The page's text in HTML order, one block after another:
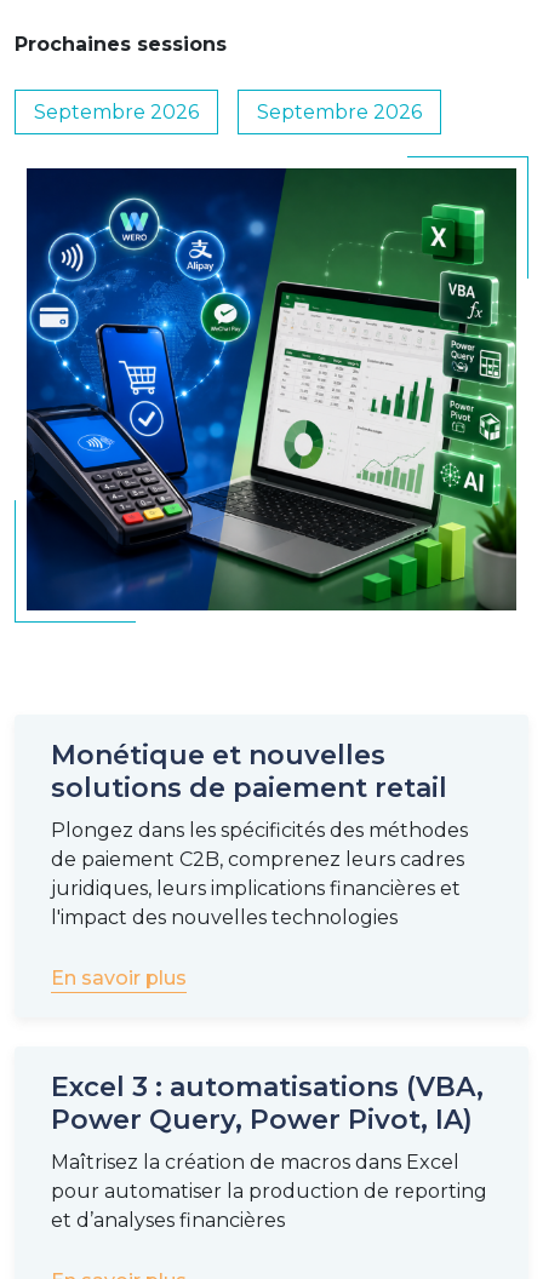
Prochaines sessions
Septembre 2026 Septembre 2026
Monétique et nouvelles
solutions de paiement retail
Plongez dans les spécificités des méthodes
de paiement C2B, comprenez leurs cadres
juridiques, leurs implications financières et
l'impact des nouvelles technologies
En savoir plus
Excel 3 : automatisations (VBA,
Power Query, Power Pivot, IA)
Maîtrisez la création de macros dans Excel
pour automatiser la production de reporting
et d’analyses financières